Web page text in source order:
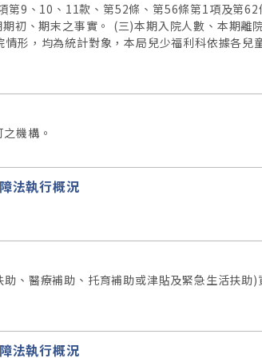
9、10、11款、第52條、第56條第1項及第
初、期末之事實。 (三)本期入院人數、本期離
形，均為統計對象，本局兒少福利科依據各兒
機構。
法執行概況
、醫療補助、托育補助或津貼及緊急生活扶助
法執行概況